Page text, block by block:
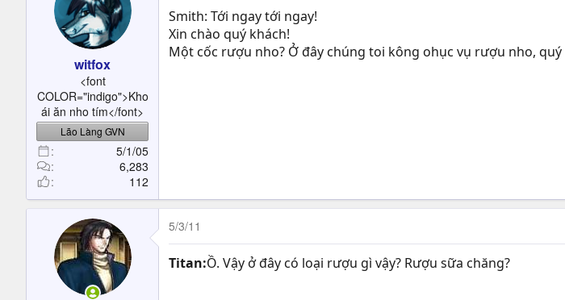
witfox
<font
COLOR="indigo">Kho
ái ăn nho tím</font>
Lão Làng GVN
5/1/05
6,283
112
Smith: Tới ngay tới ngay!
Xin chào quý khách!
Một cốc rượu nho? Ở đây chúng toi kông ohục vụ rượu nho, quý
5/3/11
Titan:Ồ. Vậy ở đây có loại rượu gì vậy? Rượu sữa chăng?